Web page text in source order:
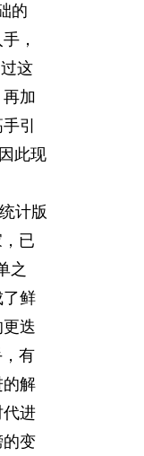
的
，
这
加
引
此现
计版
已
之
了鲜
迭
有
的解
代进
的变